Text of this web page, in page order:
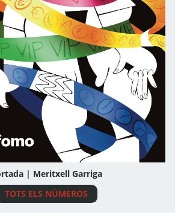
| Meritxell Garriga
TOTS ELS NÚMEROS